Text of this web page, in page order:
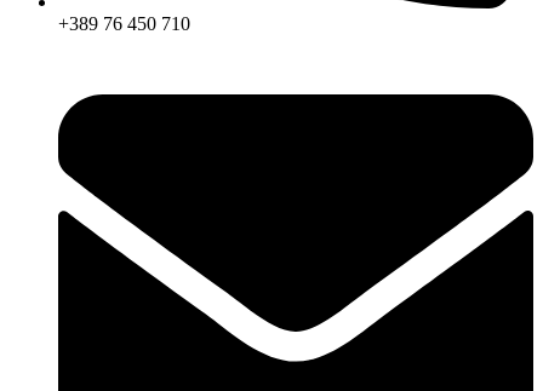
+389 76 450 710